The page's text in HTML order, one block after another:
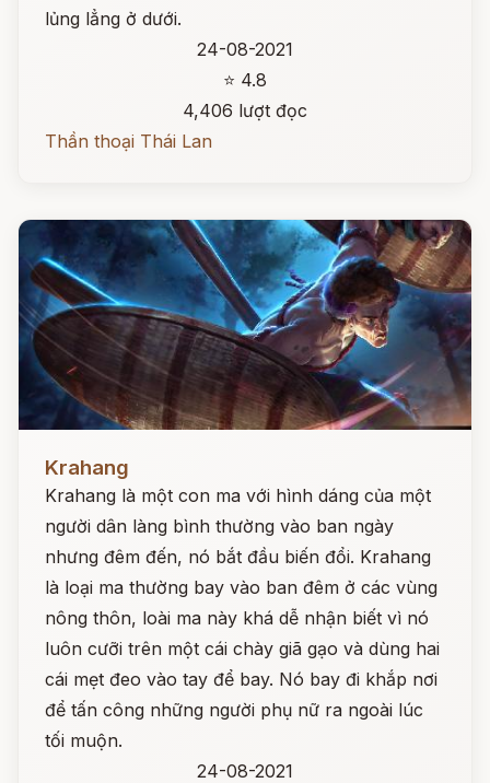
lủng lẳng ở dưới.
24-08-2021
⭐ 4.8
4,406 lượt đọc
Thần thoại Thái Lan
Krahang
Krahang là một con ma với hình dáng của một
người dân làng bình thường vào ban ngày
nhưng đêm đến, nó bắt đầu biến đổi. Krahang
là loại ma thường bay vào ban đêm ở các vùng
nông thôn, loài ma này khá dễ nhận biết vì nó
luôn cưỡi trên một cái chày giã gạo và dùng hai
cái mẹt đeo vào tay để bay. Nó bay đi khắp nơi
để tấn công những người phụ nữ ra ngoài lúc
tối muộn.
24-08-2021